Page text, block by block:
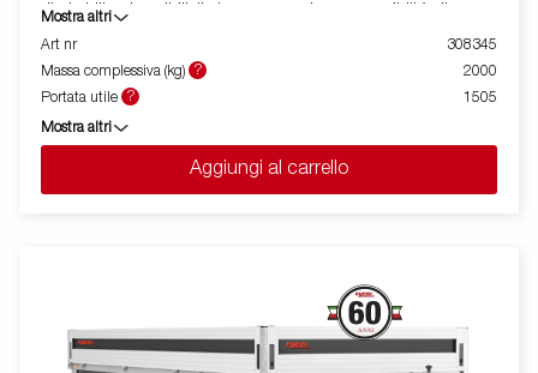
ribaltabili e rimovibili, il che aumenta le sue possibilità di
utilizzo, trasformandolo da rimorchio cassonato a pianale. I
punti di fissaggio ( max 400 kg carico/per anello)sono perfetti
per assicurare il carico . E' disponibile una vasta gamma di
mostrare attrezzature opzionali.
Mostra altri
Art nr
308345
Massa complessiva (kg)
?
2000
Portata utile
? 1505
Mostra altri
Aggiungi al carrello